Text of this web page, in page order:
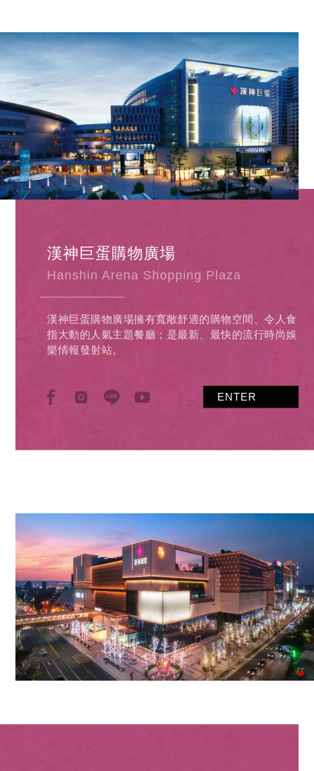
漢神巨蛋購物廣場
Hanshin Arena Shopping Plaza
漢神巨蛋購物廣場擁有寬敞舒適的購物空間、令人食
指大動的人氣主題餐廳；是最新、最快的流行時尚娛
樂情報發射站。
ENTER